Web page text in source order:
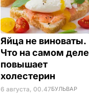
Яйца не виноваты.
Что на самом деле
повышает
холестерин
6 августа, 00.47БУЛЬВАР